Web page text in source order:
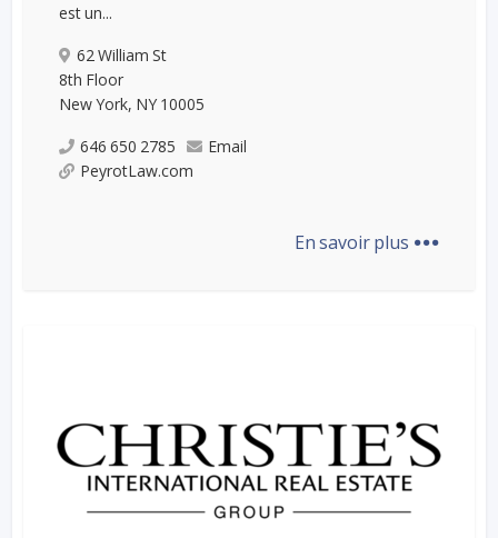
est un...
62 William St
8th Floor
New York, NY 10005
646 650 2785
Email
PeyrotLaw.com
En savoir plus ...